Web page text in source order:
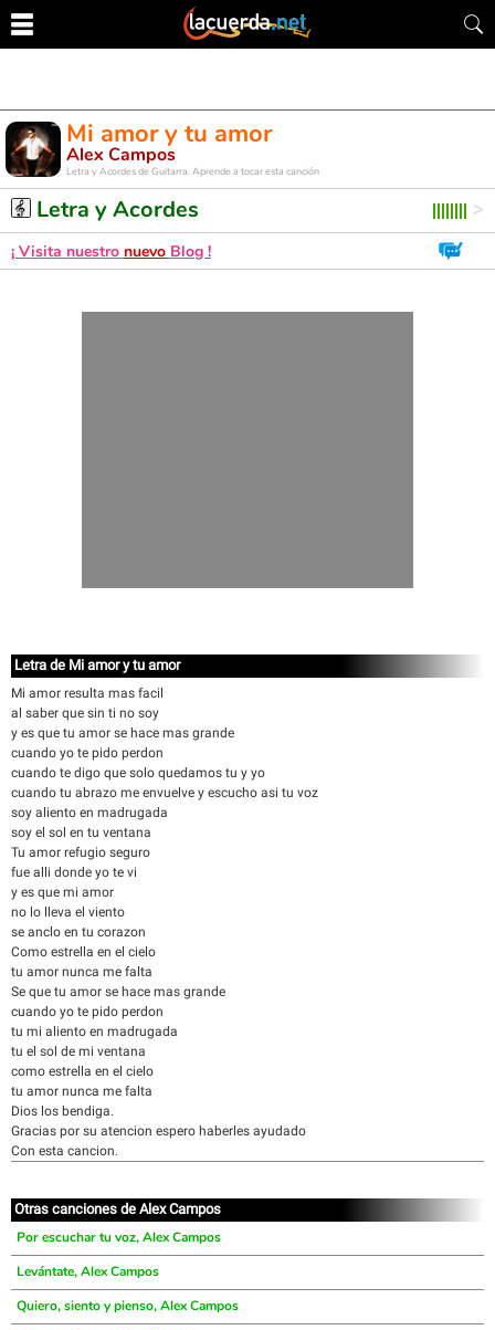
Mi amor y tu amor
Alex Campos
Letra y Acordes de Guitarra. Aprende a tocar esta canción
Letra y Acordes
¡ Visita nuestro nuevo Blog !
Letra de Mi amor y tu amor
Mi amor resulta mas facil
al saber que sin ti no soy
y es que tu amor se hace mas grande
cuando yo te pido perdon
cuando te digo que solo quedamos tu y yo
cuando tu abrazo me envuelve y escucho asi tu voz
soy aliento en madrugada
soy el sol en tu ventana
Tu amor refugio seguro
fue alli donde yo te vi
y es que mi amor
no lo lleva el viento
se anclo en tu corazon
Como estrella en el cielo
tu amor nunca me falta
Se que tu amor se hace mas grande
cuando yo te pido perdon
tu mi aliento en madrugada
tu el sol de mi ventana
como estrella en el cielo
tu amor nunca me falta
Dios los bendiga.
Gracias por su atencion espero haberles ayudado
Con esta cancion.
Otras canciones de Alex Campos
Por escuchar tu voz, Alex Campos
Levántate, Alex Campos
Quiero, siento y pienso, Alex Campos